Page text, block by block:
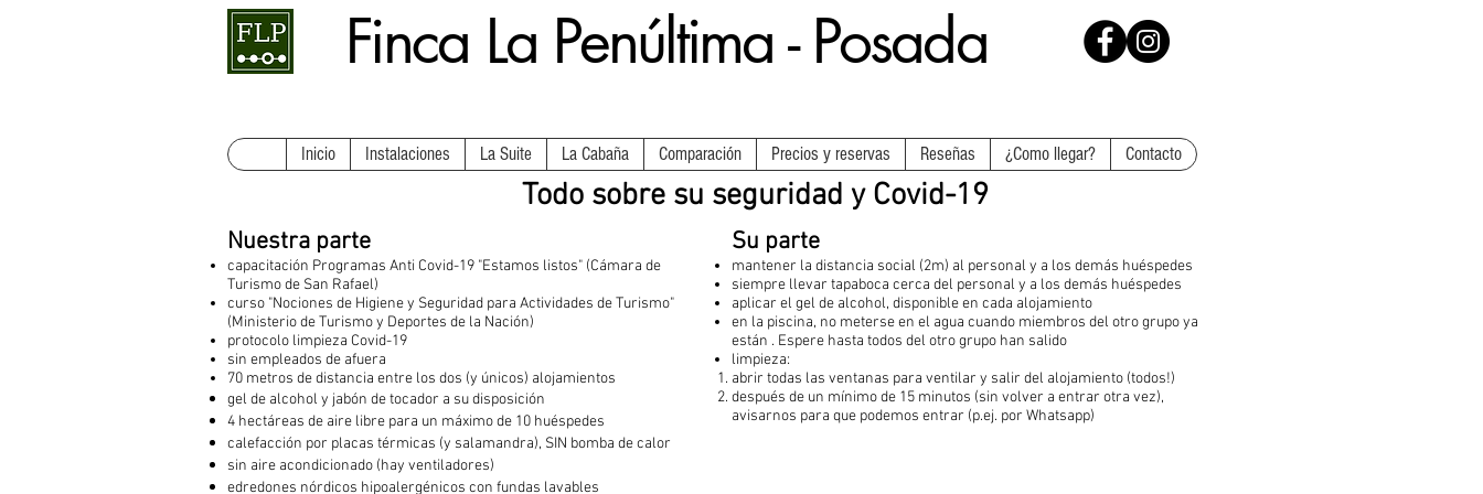
Finca La Penúltima - Posada
Inicio Instalaciones La Suite La Cabaña Comparación Precios y reservas Reseñas ¿Como llegar? Contacto
Todo sobre su seguridad y Covid-19
Nuestra parte
capacitación Programas Anti Covid-19 "Estamos listos" (Cámara de
Turismo de San Rafael)
curso "Nociones de Higiene y Seguridad para Actividades de Turismo"
(Ministerio de Turismo y Deportes de la Nación)
protocolo limpieza Covid-19
sin empleados de afuera
70 metros de distancia entre los dos (y únicos) alojamientos
gel de alcohol y jabón de tocador a su disposición
4 hectáreas de aire libre para un máximo de 10 huéspedes
calefacción por placas térmicas (y salamandra), SIN bomba de calor
sin aire acondicionado (hay ventiladores)
edredones nórdicos hipoalergénicos con fundas lavables
Su parte
mantener la distancia social (2m) al personal y a los demás huéspedes
siempre llevar tapaboca cerca del personal y a los demás huéspedes
aplicar el gel de alcohol, disponible en cada alojamiento
en la piscina, no meterse en el agua cuando miembros del otro grupo ya
están . Espere hasta todos del otro grupo han salido
limpieza:
abrir todas las ventanas para ventilar y salir del alojamiento (todos!)
después de un mínimo de 15 minutos (sin volver a entrar otra vez),
avisarnos para que podemos entrar (p.ej. por Whatsapp)